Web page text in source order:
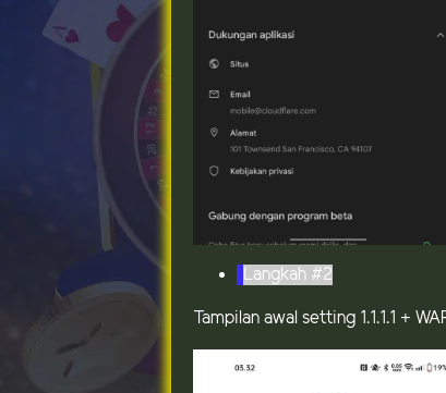
Langkah #2
Tampilan awal setting 1.1.1.1 +